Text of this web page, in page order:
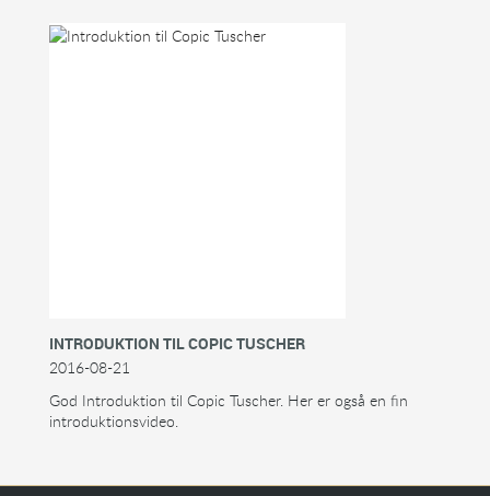
INTRODUKTION TIL COPIC TUSCHER
2016-08-21
God Introduktion til Copic Tuscher. Her er også en fin
introduktionsvideo.